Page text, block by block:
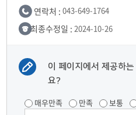
연락처 : 043-649-1764
최종수정일 : 2024-10-26
이 페이지에서 제공하
요?
매우만족 만족 보통